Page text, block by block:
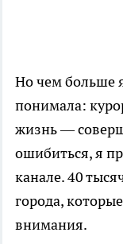
Но чем больше
понимала:
жизнь —
ошибиться, я
канале. 40
города,
внимания.